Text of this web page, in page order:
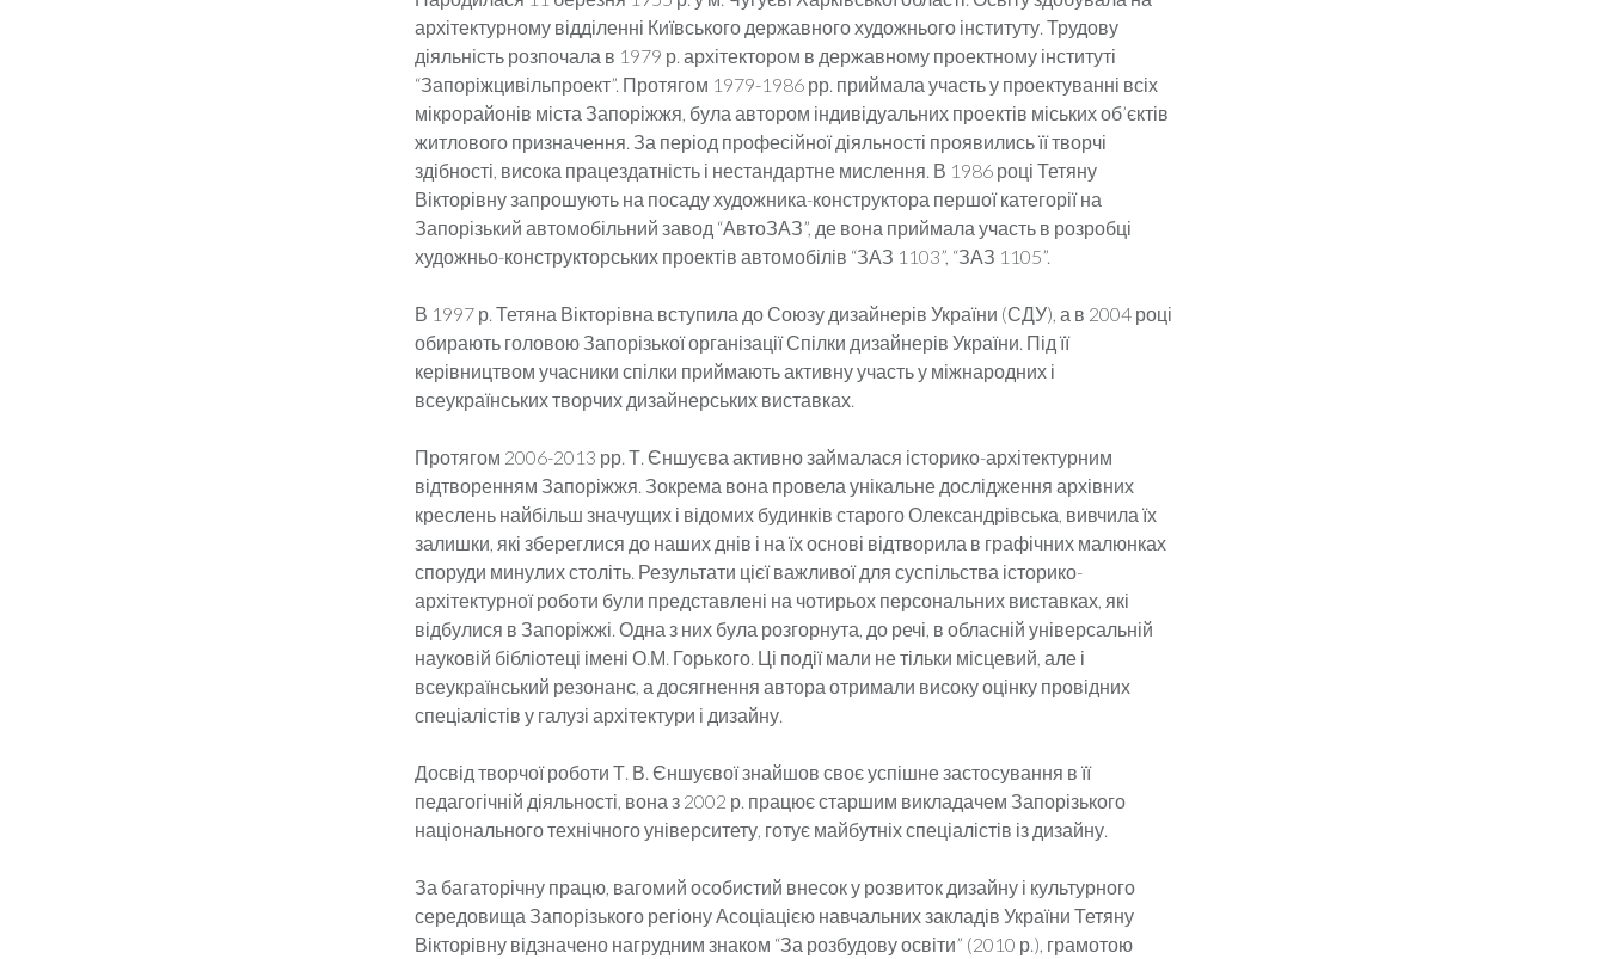
архітектурному відділенні Київського державного художнього інституту. Трудову
діяльність розпочала в 1979 р. архітектором в державному проектному інституті
“Запоріжцивільпроект”. Протягом 1979-1986 рр. приймала участь у проектуванні всіх
мікрорайонів міста Запоріжжя, була автором індивідуальних проектів міських об’єктів
житлового призначення. За період професійної діяльності проявились її творчі
здібності, висока працездатність і нестандартне мислення. В 1986 році Тетяну
Вікторівну запрошують на посаду художника-конструктора першої категорії на
Запорізький автомобільний завод “АвтоЗАЗ”, де вона приймала участь в розробці
художньо-конструкторських проектів автомобілів “ЗАЗ 1103”, “ЗАЗ 1105”.
В 1997 р. Тетяна Вікторівна вступила до Союзу дизайнерів України (СДУ), а в 2004 році
обирають головою Запорізької організації Спілки дизайнерів України. Під її
керівництвом учасники спілки приймають активну участь у міжнародних і
всеукраїнських творчих дизайнерських виставках.
Протягом 2006-2013 рр. Т. Єншуєва активно займалася історико-архітектурним
відтворенням Запоріжжя. Зокрема вона провела унікальне дослідження архівних
креслень найбільш значущих і відомих будинків старого Олександрівська, вивчила їх
залишки, які збереглися до наших днів і на їх основі відтворила в графічних малюнках
споруди минулих століть. Результати цієї важливої для суспільства історико-
архітектурної роботи були представлені на чотирьох персональних виставках, які
відбулися в Запоріжжі. Одна з них була розгорнута, до речі, в обласній універсальній
науковій бібліотеці імені О.М. Горького. Ці події мали не тільки місцевий, але і
всеукраїнський резонанс, а досягнення автора отримали високу оцінку провідних
спеціалістів у галузі архітектури і дизайну.
Досвід творчої роботи Т. В. Єншуєвої знайшов своє успішне застосування в її
педагогічній діяльності, вона з 2002 р. працює старшим викладачем Запорізького
національного технічного університету, готує майбутніх спеціалістів із дизайну.
За багаторічну працю, вагомий особистий внесок у розвиток дизайну і культурного
середовища Запорізького регіону Асоціацією навчальних закладів України Тетяну
Вікторівну відзначено нагрудним знаком “За розбудову освіти” (2010 р.), грамотою